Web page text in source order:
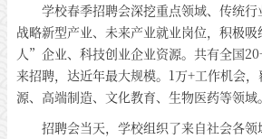
学校春季招聘会深挖重点领域、传统
战略新型产业、未来产业就业岗位，积极
人”企业、科技创业企业资源。共有全国
来招聘，达近年最大规模。1万+工作机会
源、高端制造、文化教育、生物医药等领域。
招聘会当天，学校组织了来自社会各